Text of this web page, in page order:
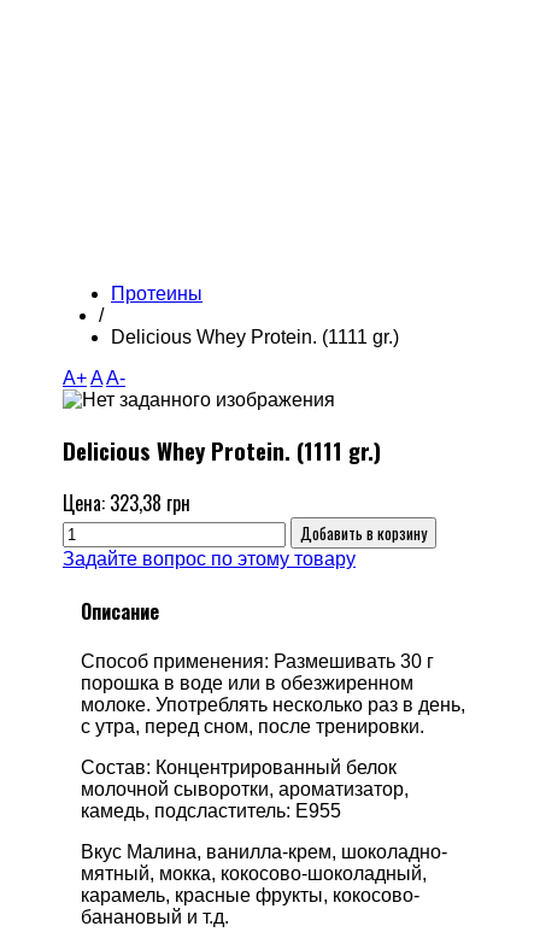
Протеины
/
Delicious Whey Protein. (1111 gr.)
A+AA-
Delicious Whey Protein. (1111 gr.)
Цена: 323,38 грн
Задайте вопрос по этому товару
Описание
Способ применения: Размешивать 30 г
порошка в воде или в обезжиренном
молоке. Употреблять несколько раз в день,
с утра, перед сном, после тренировки.
Состав: Концентрированный белок
молочной сыворотки, ароматизатор,
камедь, подсластитель: E955
Вкус Малина, ванилла-крем, шоколадно-
мятный, мокка, кокосово-шоколадный,
карамель, красные фрукты, кокосово-
банановый и т.д.